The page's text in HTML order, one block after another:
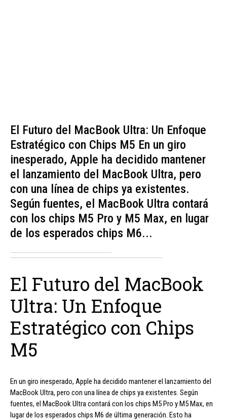
El Futuro del MacBook Ultra: Un Enfoque
Estratégico con Chips M5 En un giro
inesperado, Apple ha decidido mantener
el lanzamiento del MacBook Ultra, pero
con una línea de chips ya existentes.
Según fuentes, el MacBook Ultra contará
con los chips M5 Pro y M5 Max, en lugar
de los esperados chips M6...
El Futuro del MacBook
Ultra: Un Enfoque
Estratégico con Chips
M5
En un giro inesperado, Apple ha decidido mantener el lanzamiento del
MacBook Ultra, pero con una línea de chips ya existentes. Según
fuentes, el MacBook Ultra contará con los chips M5 Pro y M5 Max, en
lugar de los esperados chips M6 de última generación. Esto ha